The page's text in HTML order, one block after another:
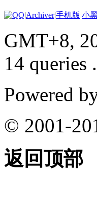
|Archiver|手机版|小
GMT+8,
14 queries .
Powered
© 2001-
返回顶部